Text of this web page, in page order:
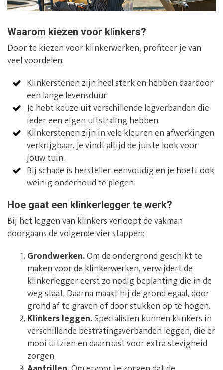
Waarom kiezen voor klinkers?
Door te kiezen voor klinkerwerken, profiteer je van
veel voordelen:
Klinkerstenen zijn heel sterk en hebben daardoor
een lange levensduur.
Je hebt keuze uit verschillende legverbanden die
ieder een eigen uitstraling hebben.
Klinkerstenen zijn in vele kleuren en afwerkingen
verkrijgbaar. Je vindt altijd de juiste look voor
jouw tuin.
Bij schade is herstellen eenvoudig en je hoeft ook
weinig onderhoud te plegen.
Hoe gaat een klinkerlegger te werk?
Bij het leggen van klinkers verloopt de vakman
doorgaans de volgende vier stappen:
Grondwerken.Om de ondergrond geschikt te
maken voor de klinkerwerken, verwijdert de
klinkerlegger eerst zo nodig beplanting die in de
weg staat. Daarna maakt hij de grond egaal, door
grond af te graven of door stukken op te hogen.
Klinkers leggen.Specialisten kunnen klinkers in
verschillende bestratingsverbanden leggen, die er
mooi uitzien en daarnaast voor extra stevigheid
zorgen.